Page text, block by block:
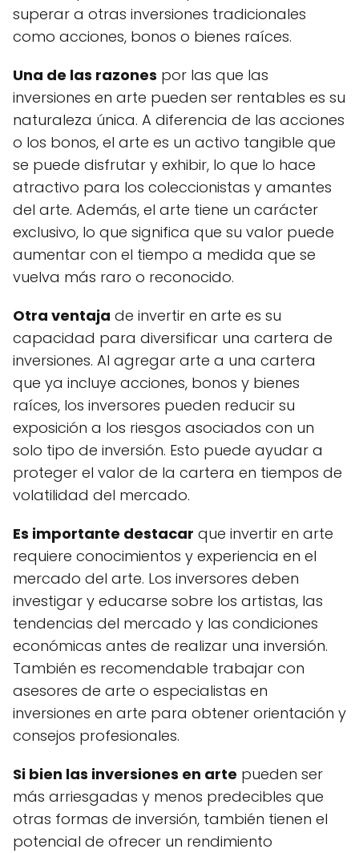
superar a otras inversiones tradicionales
como acciones, bonos o bienes raíces.
Una de las razones por las que las
inversiones en arte pueden ser rentables es su
naturaleza única. A diferencia de las acciones
o los bonos, el arte es un activo tangible que
se puede disfrutar y exhibir, lo que lo hace
atractivo para los coleccionistas y amantes
del arte. Además, el arte tiene un carácter
exclusivo, lo que significa que su valor puede
aumentar con el tiempo a medida que se
vuelva más raro o reconocido.
Otra ventaja de invertir en arte es su
capacidad para diversificar una cartera de
inversiones. Al agregar arte a una cartera
que ya incluye acciones, bonos y bienes
raíces, los inversores pueden reducir su
exposición a los riesgos asociados con un
solo tipo de inversión. Esto puede ayudar a
proteger el valor de la cartera en tiempos de
volatilidad del mercado.
Es importante destacar que invertir en arte
requiere conocimientos y experiencia en el
mercado del arte. Los inversores deben
investigar y educarse sobre los artistas, las
tendencias del mercado y las condiciones
económicas antes de realizar una inversión.
También es recomendable trabajar con
asesores de arte o especialistas en
inversiones en arte para obtener orientación y
consejos profesionales.
Si bien las inversiones en arte pueden ser
más arriesgadas y menos predecibles que
otras formas de inversión, también tienen el
potencial de ofrecer un rendimiento